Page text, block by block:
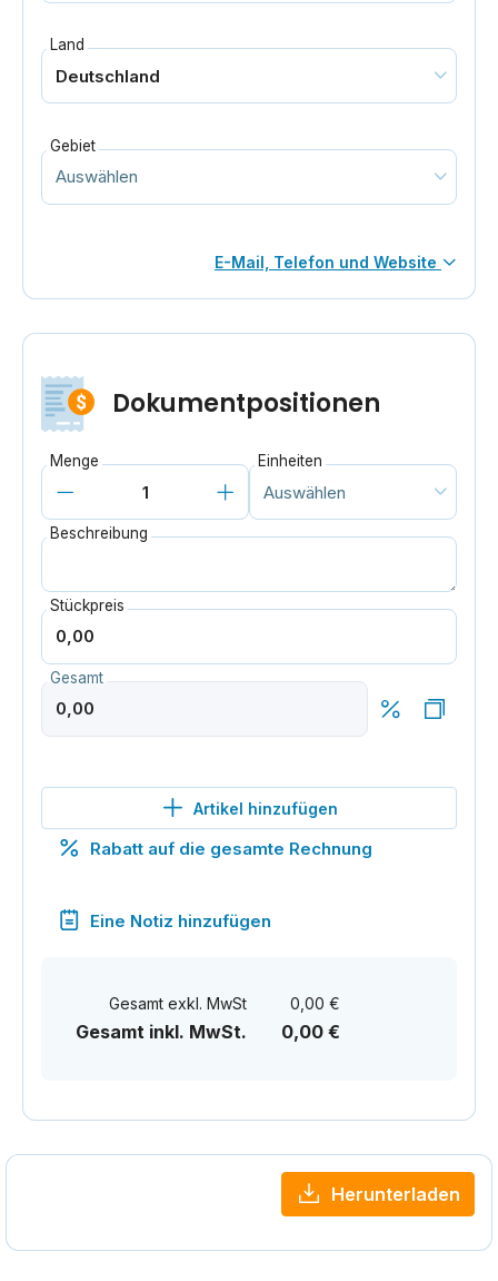
Land
Gebiet
E-Mail, Telefon und Website
Dokumentpositionen
Menge Einheiten
Beschreibung
Stückpreis
Gesamt
Artikel hinzufügen
Rabatt auf die gesamte Rechnung
Eine Notiz hinzufügen
Gesamt exkl. MwSt 0,00 €
Gesamt inkl. MwSt. 0,00 €
Herunterladen